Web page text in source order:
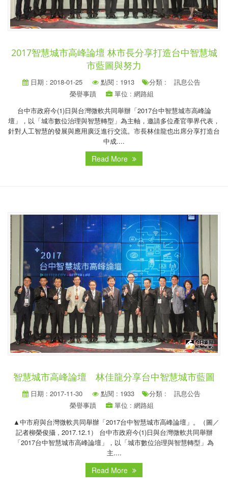
2017智慧城市高峰論壇 林市長分享打造台中智慧城
市藍圖與努力
日期 : 2018-01-25 點閱 : 1913 分類 :
訊息公告
榮譽事蹟
單位 : 網路組
台中市政府今(1)日與台灣微軟共同舉辦「2017台中智慧城市高峰論
壇」，以「城市數位治理與智慧轉型」為主軸，邀請多位產官學界代表，
針對人工智慧的發展與應用廣泛進行交流。市長林佳龍也出席分享打造台
中成....
Read More
智慧城市高峰論壇 林佳龍分享台中智慧城市藍圖
日期 : 2017-11-30 點閱 : 1933 分類 :
訊息公告
榮譽事蹟
單位 : 網路組
▲中市府與台灣微軟共同舉辦「2017台中智慧城市高峰論壇」。（圖／
記者柳榮俊攝 , 2017.12.1） 台中市政府今(1)日與台灣微軟共同舉辦
「2017台中智慧城市高峰論壇」，以「城市數位治理與智慧轉型」為
主....
Read More